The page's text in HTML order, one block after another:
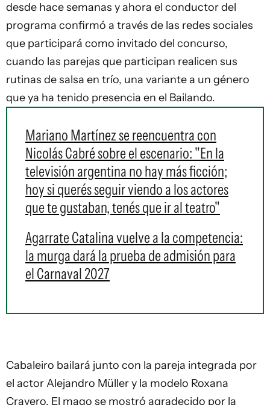
desde hace semanas y ahora el conductor del
programa confirmó a través de las redes sociales
que participará como invitado del concurso,
cuando las parejas que participan realicen sus
rutinas de salsa en trío, una variante a un género
que ya ha tenido presencia en el Bailando.
Mariano Martínez se reencuentra con
Nicolás Cabré sobre el escenario: "En la
televisión argentina no hay más ficción;
hoy si querés seguir viendo a los actores
que te gustaban, tenés que ir al teatro"
Agarrate Catalina vuelve a la competencia:
la murga dará la prueba de admisión para
el Carnaval 2027
Cabaleiro bailará junto con la pareja integrada por
el actor Alejandro Müller y la modelo Roxana
Cravero. El mago se mostró agradecido por la